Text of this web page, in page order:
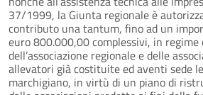
37/1999, la Giunta regionale è
contributo una tantum, fino ad un
euro 800.000,00 complessivi, in
dell’associazione regionale e delle
allevatori già costituite ed aventi sede
marchigiano, in virtù di un piano di